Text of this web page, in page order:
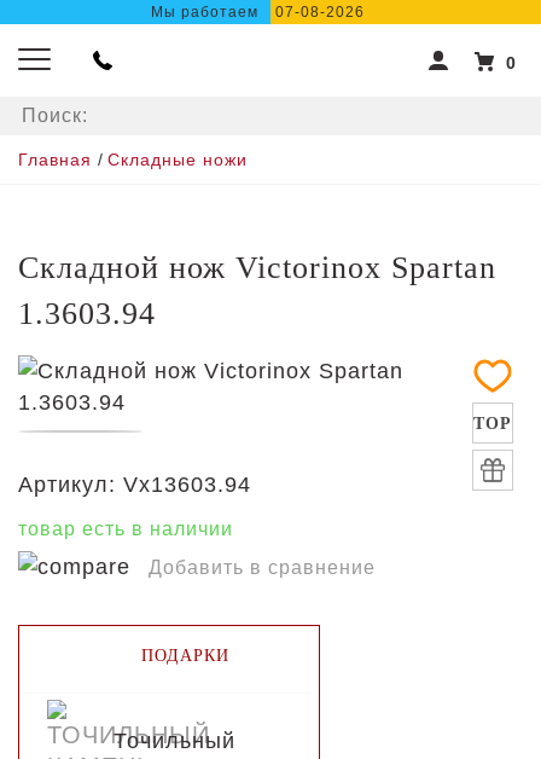
Мы работаем 07-08-2026
0
Главная / Складные ножи
Складной нож Victorinox Spartan
1.3603.94
TOP
Артикул: Vx13603.94
товар есть в наличии
Добавить в сравнение
ПОДАРКИ
Точильный